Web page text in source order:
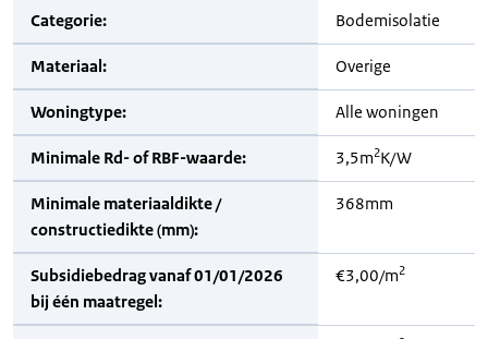
Categorie: Bodemisolatie
Materiaal: Overige
Woningtype: Alle woningen
Minimale Rd- of RBF-waarde: 3,5m2K/W
Minimale materiaaldikte /
constructiedikte (mm):
368mm
Subsidiebedrag vanaf 01/01/2026
bij één maatregel:
€3,00/m2